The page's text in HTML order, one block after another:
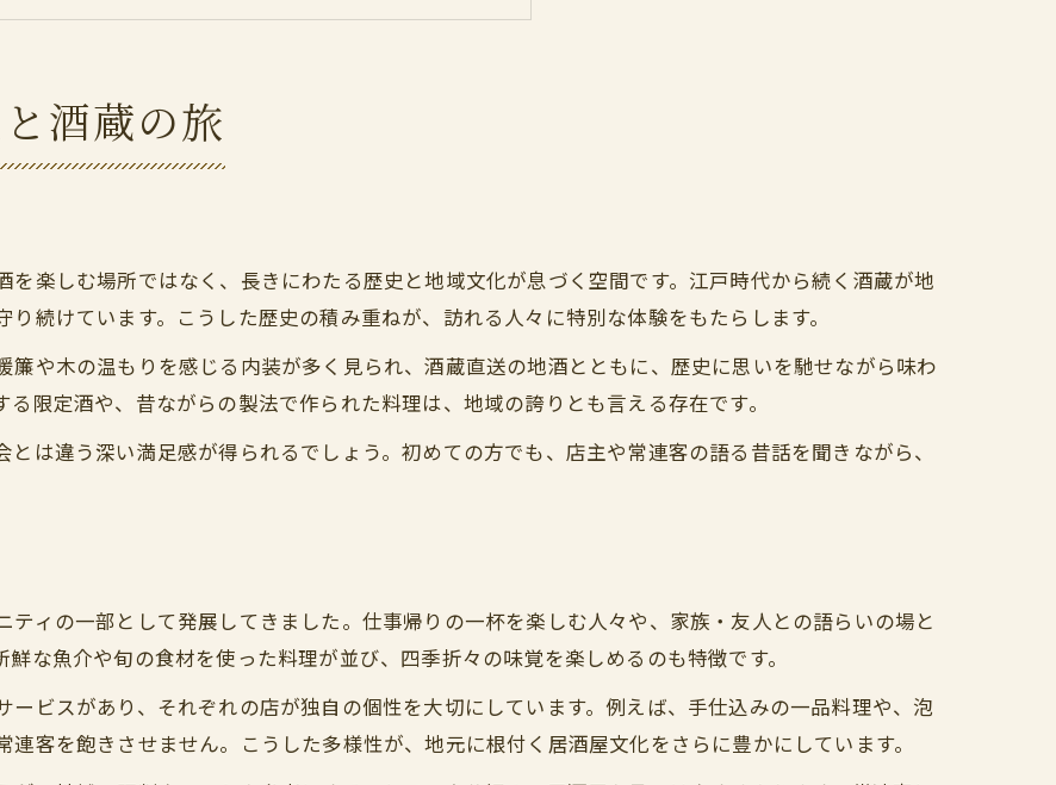
居酒屋で感じる時代ごとの変化と風情
暖簾が語る居酒屋の粋と地酒の魅力
居酒屋の暖簾に込められた粋な心意気
地酒が居酒屋で愛される理由に迫る
暖簾と居酒屋文化の歴史的背景を解説
神奈川の酒蔵事情を深掘りする体験
居酒屋で楽しむ神奈川産の酒蔵銘酒
居酒屋が横浜市民に親しまれる理由
居酒屋と市民文化の深い関係を紐解く
酒蔵の旅
楽しむ場所ではなく、長きにわたる歴史と地域文化が息づく空間です。江戸時代から続く酒蔵が地
続けています。こうした歴史の積み重ねが、訪れる人々に特別な体験をもたらします。
や木の温もりを感じる内装が多く見られ、酒蔵直送の地酒とともに、歴史に思いを馳せながら味わ
限定酒や、昔ながらの製法で作られた料理は、地域の誇りとも言える存在です。
は違う深い満足感が得られるでしょう。初めての方でも、店主や常連客の語る昔話を聞きながら、
ィの一部として発展してきました。仕事帰りの一杯を楽しむ人々や、家族・友人との語らいの場と
な魚介や旬の食材を使った料理が並び、四季折々の味覚を楽しめるのも特徴です。
ビスがあり、それぞれの店が独自の個性を大切にしています。例えば、手仕込みの一品料理や、泡
客を飽きさせません。こうした多様性が、地元に根付く居酒屋文化をさらに豊かにしています。